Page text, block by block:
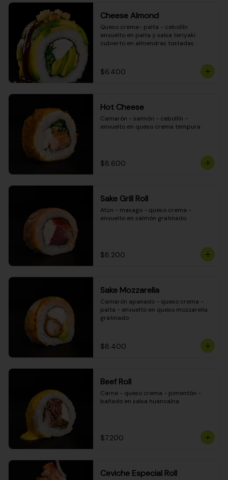
Cheese Almond
Queso crema- palta - cebollín
envuelto en palta y salsa teriyaki
cubierto en almendras tostadas
$6.400
Hot Cheese
Camarón - salmón - cebollín -
envuelto en queso crema tempura
$8.600
Sake Grill Roll
Atún - masago - queso crema -
envuelto en salmón gratinado
$8.200
Sake Mozzarella
Camarón apanado - queso crema -
palta - envuelto en queso mozzarella
gratinado
$8.400
Beef Roll
Carne - queso crema - pimentón -
bañado en salsa huancaína
$7.200
Ceviche Especial Roll